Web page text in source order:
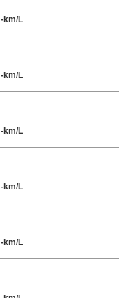
-km/L
-km/L
-km/L
-km/L
-km/L